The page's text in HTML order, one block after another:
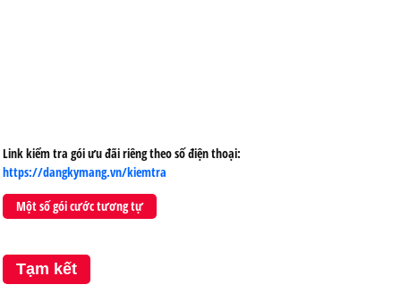
Link kiểm tra gói ưu đãi riêng theo số điện thoại:
https://dangkymang.vn/kiemtra
Một số gói cước tương tự
Tạm kết